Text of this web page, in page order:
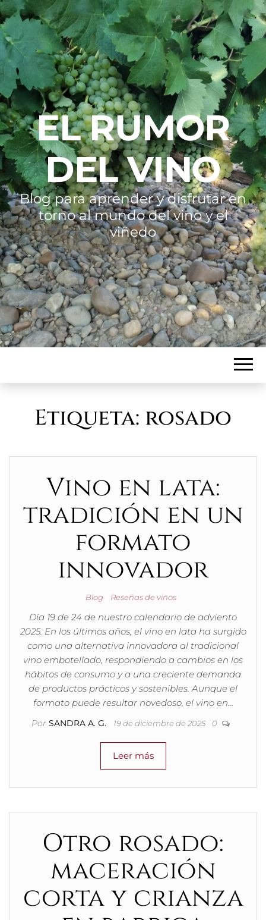
EL RUMOR
DEL VINO
Blog para aprender y disfrutar en
torno al mundo del vino y el
viñedo
Etiqueta: rosado
Vino en lata:
tradición en un
formato
innovador
Blog Reseñas de vinos
Día 19 de 24 de nuestro calendario de adviento
2025. En los últimos años, el vino en lata ha surgido
como una alternativa innovadora al tradicional
vino embotellado, respondiendo a cambios en los
hábitos de consumo y a una creciente demanda
de productos prácticos y sostenibles. Aunque el
formato puede resultar novedoso, el vino en…
Por SANDRA A. G. 19 de diciembre de 2025 0
Leer más
Otro rosado:
maceración
corta y crianza